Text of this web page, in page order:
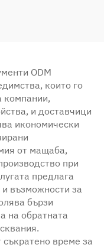
ODM
които го
компании,
и доставчици
икономически
от мащаба,
при
предлага
възможности за
бързи
на обратната
време за